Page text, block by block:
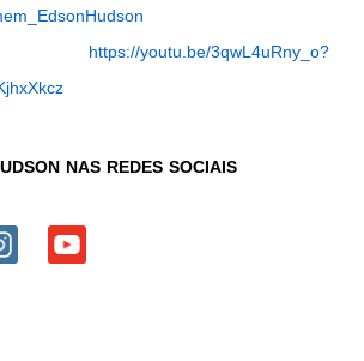
https://youtu.be/3qwL4uRny_o?
NAS REDES SOCIAIS